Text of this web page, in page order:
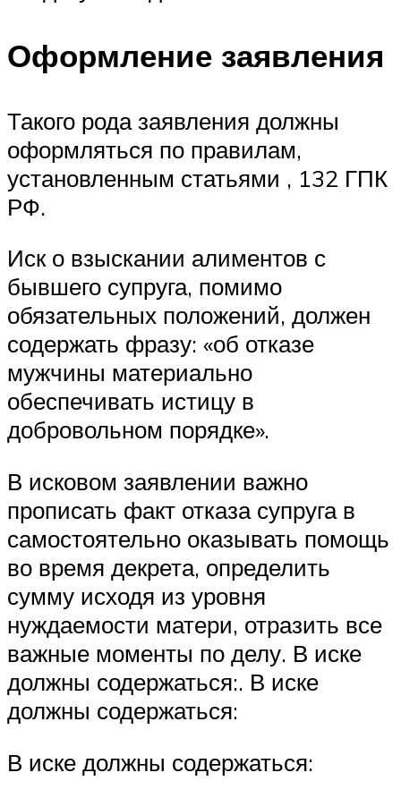
Оформление заявления
Такого рода заявления должны
оформляться по правилам,
установленным статьями , 132 ГПК
РФ.
Иск о взыскании алиментов с
бывшего супруга, помимо
обязательных положений, должен
содержать фразу: «об отказе
мужчины материально
обеспечивать истицу в
добровольном порядке».
В исковом заявлении важно
прописать факт отказа супруга в
самостоятельно оказывать помощь
во время декрета, определить
сумму исходя из уровня
нуждаемости матери, отразить все
важные моменты по делу. В иске
должны содержаться:. В иске
должны содержаться:
В иске должны содержаться: